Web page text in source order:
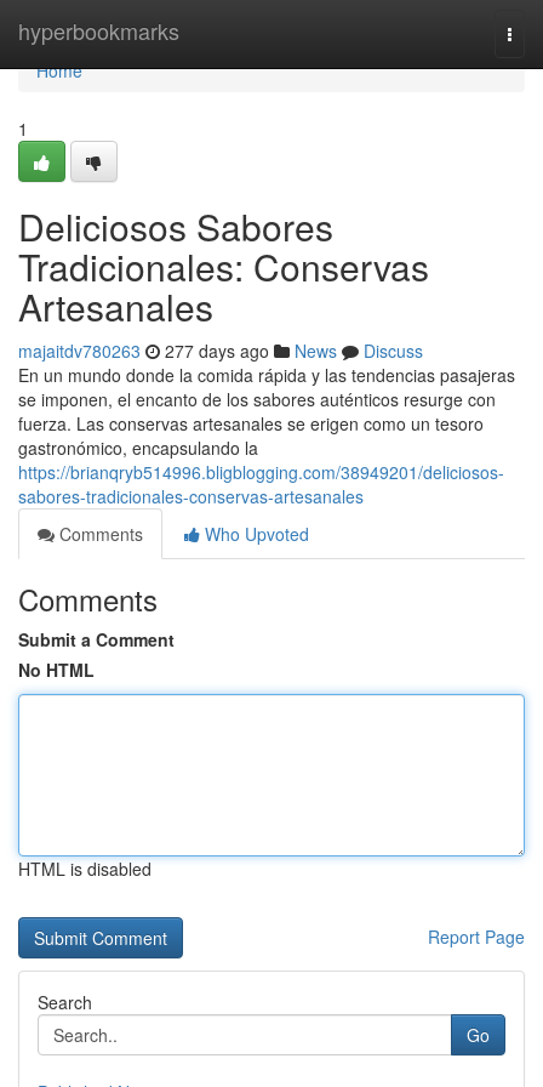
hyperbookmarks
Home
Home
1
Deliciosos Sabores
Tradicionales: Conservas
Artesanales
majaitdv780263 277 days ago News
Discuss
En un mundo donde la comida rápida y las tendencias pasajeras
se imponen, el encanto de los sabores auténticos resurge con
fuerza. Las conservas artesanales se erigen como un tesoro
gastronómico, encapsulando la
https://brianqryb514996.bligblogging.com/38949201/deliciosos-
sabores-tradicionales-conservas-artesanales
Comments
Who Upvoted
Comments
Submit a Comment
No HTML
HTML is disabled
Report Page
Search
Go